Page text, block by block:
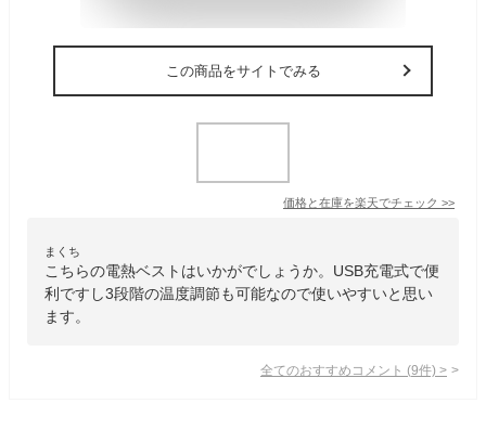
この商品をサイトでみる
価格と在庫を楽天でチェック >>
まくち
こちらの電熱ベストはいかがでしょうか。USB充電式で便
利ですし3段階の温度調節も可能なので使いやすいと思い
ます。
全てのおすすめコメント (9件) >